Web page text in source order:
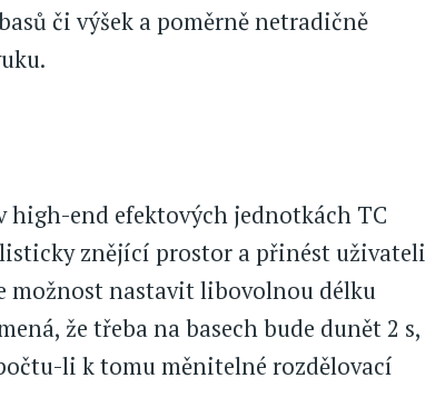
či výšek a poměrně netradičně
high-end efektových jednotkách TC
znějící prostor a přinést uživateli
možnost nastavit libovolnou délku
že třeba na basech bude dunět 2 s,
li k tomu měnitelné rozdělovací